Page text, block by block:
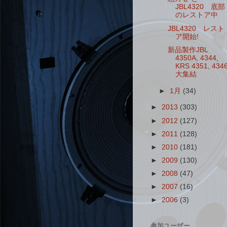
JBL4320 底部
のレストア中
JBL4320 レスト
ア開始!
新品製作JBL
4350A, 4344,
KRS 4351,
大集結
► 1月 (34)
► 2013 (303)
► 2012 (127)
► 2011 (128)
► 2010 (181)
► 2009 (130)
► 2008 (47)
► 2007 (16)
► 2006 (3)